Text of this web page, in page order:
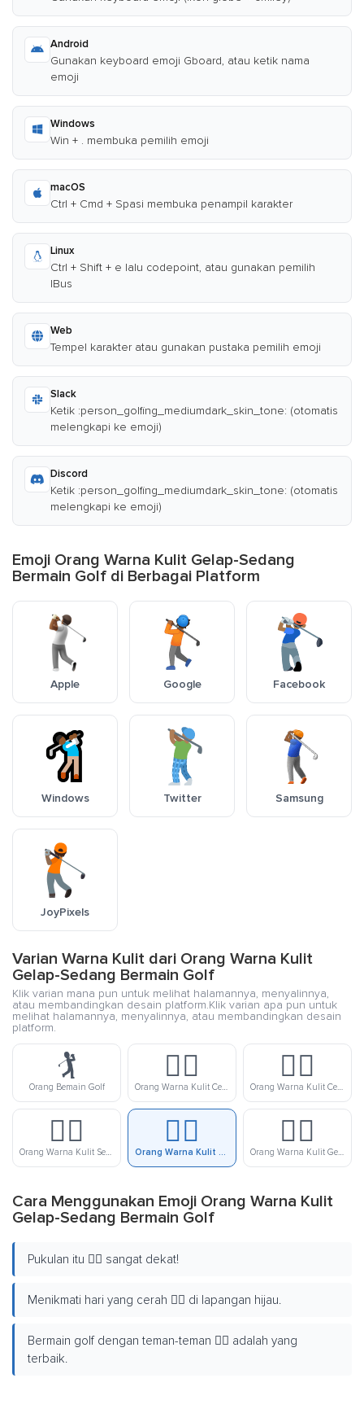
Android
Gunakan keyboard emoji Gboard, atau ketik nama
emoji
Windows
Win + . membuka pemilih emoji
macOS
Ctrl + Cmd + Spasi membuka penampil karakter
Linux
Ctrl + Shift + e lalu codepoint, atau gunakan pemilih
IBus
Web
Tempel karakter atau gunakan pustaka pemilih emoji
Slack
Ketik :person_golfing_mediumdark_skin_tone: (otomatis
melengkapi ke emoji)
Discord
Ketik :person_golfing_mediumdark_skin_tone: (otomatis
melengkapi ke emoji)
Emoji Orang Warna Kulit Gelap-Sedang
Bermain Golf di Berbagai Platform
Apple Google Facebook
Windows Twitter Samsung
JoyPixels
Varian Warna Kulit dari Orang Warna Kulit
Gelap-Sedang Bermain Golf
Klik varian mana pun untuk melihat halamannya, menyalinnya,
atau membandingkan desain platform.Klik varian apa pun untuk
melihat halamannya, menyalinnya, atau membandingkan desain
platform.
🏌️
Orang Bemain Golf
🏌🏻
Orang Warna Kulit Cerah Bermain Golf
🏌🏼
Orang Warna Kulit Cerah-Sedang Bermain Golf
🏌🏽
Orang Warna Kulit Sedang Bermain Golf
🏌🏾
Orang Warna Kulit Gelap-Sedang Bermain Golf
🏌🏿
Orang Warna Kulit Gelap Bermain Golf
Cara Menggunakan Emoji Orang Warna Kulit
Gelap-Sedang Bermain Golf
Pukulan itu 🏌🏾 sangat dekat!
Menikmati hari yang cerah 🏌🏾 di lapangan hijau.
Bermain golf dengan teman-teman 🏌🏾 adalah yang
terbaik.